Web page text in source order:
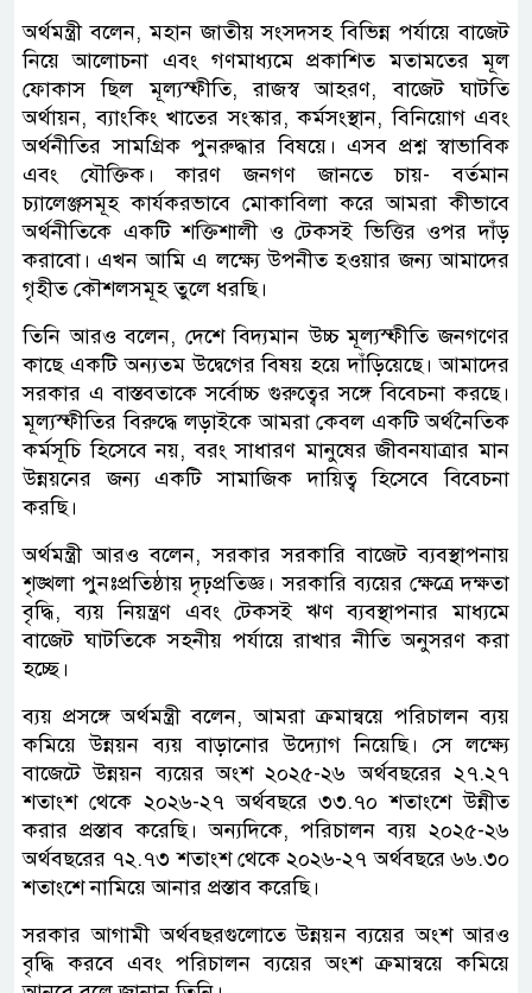
অর্থমন্ত্রী বলেন, মহান জাতীয় সংসদসহ বিভিন্ন পর্যায়ে বাজেট
নিয়ে আলোচনা এবং গণমাধ্যমে প্রকাশিত মতামতের মূল
ফোকাস ছিল মূল্যস্ফীতি, রাজস্ব আহরণ, বাজেট ঘাটতি
অর্থায়ন, ব্যাংকিং খাতের সংস্কার, কর্মসংস্থান, বিনিয়োগ এবং
অর্থনীতির সামগ্রিক পুনরুদ্ধার বিষয়ে। এসব প্রশ্ন স্বাভাবিক
এবং যৌক্তিক। কারণ জনগণ জানতে চায়- বর্তমান
চ্যালেঞ্জসমূহ কার্যকরভাবে মোকাবিলা করে আমরা কীভাবে
অর্থনীতিকে একটি শক্তিশালী ও টেকসই ভিত্তির ওপর দাঁড়
করাবো। এখন আমি এ লক্ষ্যে উপনীত হওয়ার জন্য আমাদের
গৃহীত কৌশলসমূহ তুলে ধরছি।
তিনি আরও বলেন, দেশে বিদ্যমান উচ্চ মূল্যস্ফীতি জনগণের
কাছে একটি অন্যতম উদ্বেগের বিষয় হয়ে দাঁড়িয়েছে। আমাদের
সরকার এ বাস্তবতাকে সর্বোচ্চ গুরুত্বের সঙ্গে বিবেচনা করছে।
মূল্যস্ফীতির বিরুদ্ধে লড়াইকে আমরা কেবল একটি অর্থনৈতিক
কর্মসূচি হিসেবে নয়, বরং সাধারণ মানুষের জীবনযাত্রার মান
উন্নয়নের জন্য একটি সামাজিক দায়িত্ব হিসেবে বিবেচনা
করছি।
অর্থমন্ত্রী আরও বলেন, সরকার সরকারি বাজেট ব্যবস্থাপনায়
শৃঙ্খলা পুনঃপ্রতিষ্ঠায় দৃঢ়প্রতিজ্ঞ। সরকারি ব্যয়ের ক্ষেত্রে দক্ষতা
বৃদ্ধি, ব্যয় নিয়ন্ত্রণ এবং টেকসই ঋণ ব্যবস্থাপনার মাধ্যমে
বাজেট ঘাটতিকে সহনীয় পর্যায়ে রাখার নীতি অনুসরণ করা
হচ্ছে।
ব্যয় প্রসঙ্গে অর্থমন্ত্রী বলেন, আমরা ক্রমান্বয়ে পরিচালন ব্যয়
কমিয়ে উন্নয়ন ব্যয় বাড়ানোর উদ্যোগ নিয়েছি। সে লক্ষ্যে
বাজেটে উন্নয়ন ব্যয়ের অংশ ২০২৫-২৬ অর্থবছরের ২৭.২৭
শতাংশ থেকে ২০২৬-২৭ অর্থবছরে ৩৩.৭০ শতাংশে উন্নীত
করার প্রস্তাব করেছি। অন্যদিকে, পরিচালন ব্যয় ২০২৫-২৬
অর্থবছরের ৭২.৭৩ শতাংশ থেকে ২০২৬-২৭ অর্থবছরে ৬৬.৩০
শতাংশে নামিয়ে আনার প্রস্তাব করেছি।
সরকার আগামী অর্থবছরগুলোতে উন্নয়ন ব্যয়ের অংশ আরও
বৃদ্ধি করবে এবং পরিচালন ব্যয়ের অংশ ক্রমান্বয়ে কমিয়ে